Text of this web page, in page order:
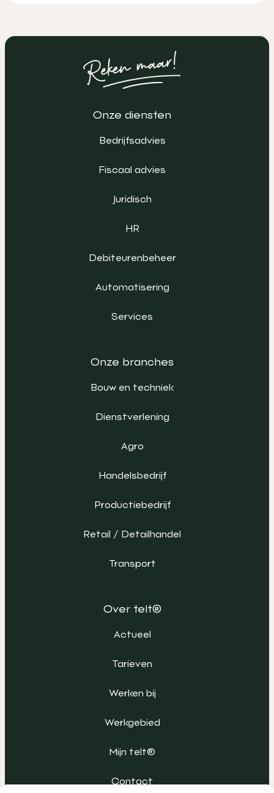
Onze diensten
Bedrijfsadvies
Fiscaal advies
Juridisch
HR
Debiteurenbeheer
Automatisering
Services
Onze branches
Bouw en techniek
Dienstverlening
Agro
Handelsbedrijf
Productiebedrijf
Retail / Detailhandel
Transport
Over telt®
Actueel
Tarieven
Werken bij
Werkgebied
Mijn telt®
Contact